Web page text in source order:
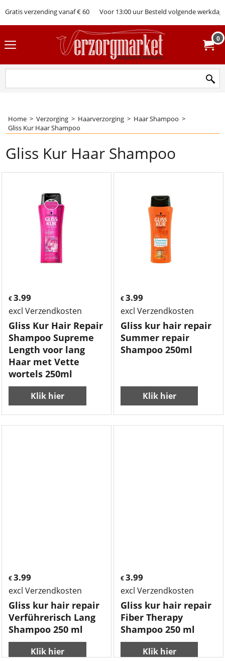
Gratis verzending vanaf € 60 Voor 13:00 uur Besteld volgende werkdag
0
Home > Verzorging > Haarverzorging > Haar Shampoo >
Gliss Kur Haar Shampoo
Gliss Kur Haar Shampoo
€ 3.99
excl Verzendkosten
Gliss Kur Hair Repair
Shampoo Supreme
Length voor lang
Haar met Vette
wortels 250ml
Klik hier
€3.99
excl Verzendkosten
Gliss kur hair repair
Summer repair
Shampoo 250ml
Klik hier
€ 3.99
excl Verzendkosten
Gliss kur hair repair
Verführerisch Lang
Shampoo 250 ml
Klik hier
€3.99
excl Verzendkosten
Gliss kur hair repair
Fiber Therapy
Shampoo 250 ml
Klik hier